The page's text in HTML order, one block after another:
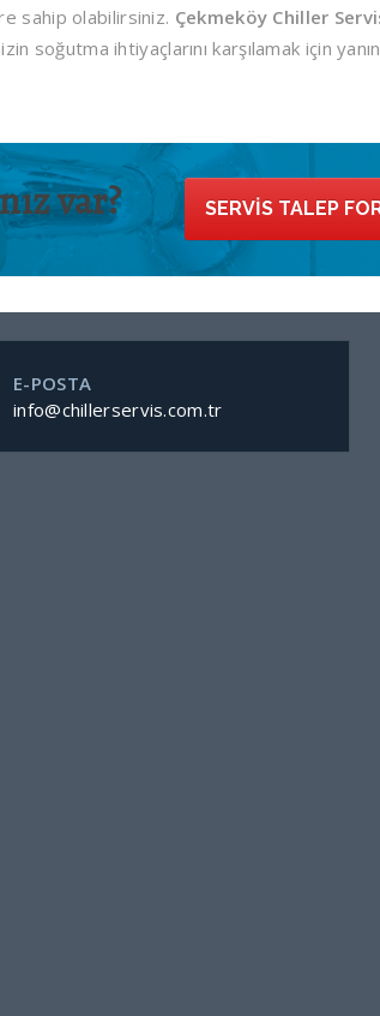
sahip olabilirsiniz. Çekmeköy Chiller
ihtiyaçlarını karşılamak için
var? SERVIS TALEP
E-POSTA
info@chillerservis.com.tr